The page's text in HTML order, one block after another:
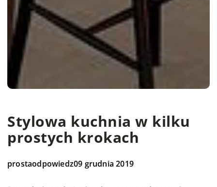
Stylowa kuchnia w kilku
prostych krokach
prostaodpowiedz09 grudnia 2019